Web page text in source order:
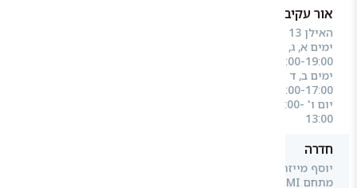
אור עקיבא
ימים א, ג, ה
07:00-19:00
ימים ב, ד
07:00-17:00
יום ו' 07:00-
13:00
חדרה